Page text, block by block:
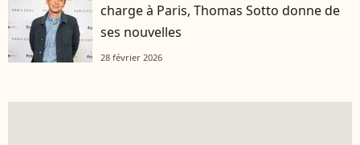
charge à Paris, Thomas Sotto donne de
ses nouvelles
28 février 2026